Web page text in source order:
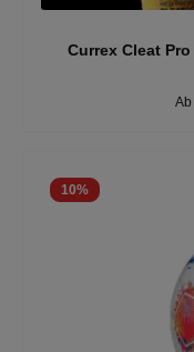
Currex Cleat
Ab
10%